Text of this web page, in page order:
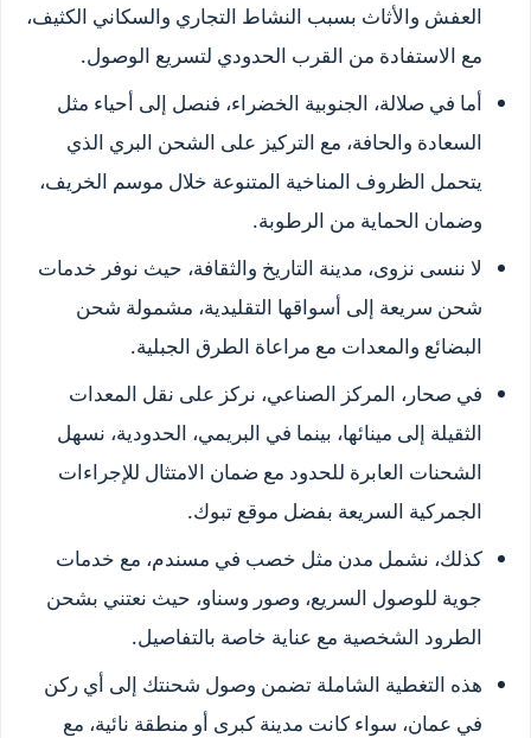
العفش والأثاث بسبب النشاط التجاري والسكاني الكثيف،
مع الاستفادة من القرب الحدودي لتسريع الوصول.
أما في صلالة، الجنوبية الخضراء، فنصل إلى أحياء مثل
السعادة والحافة، مع التركيز على الشحن البري الذي
يتحمل الظروف المناخية المتنوعة خلال موسم الخريف،
وضمان الحماية من الرطوبة.
لا ننسى نزوى، مدينة التاريخ والثقافة، حيث نوفر خدمات
شحن سريعة إلى أسواقها التقليدية، مشمولة شحن
البضائع والمعدات مع مراعاة الطرق الجبلية.
في صحار، المركز الصناعي، نركز على نقل المعدات
الثقيلة إلى مينائها، بينما في البريمي، الحدودية، نسهل
الشحنات العابرة للحدود مع ضمان الامتثال للإجراءات
الجمركية السريعة بفضل موقع تبوك.
كذلك، نشمل مدن مثل خصب في مسندم، مع خدمات
جوية للوصول السريع، وصور وسناو، حيث نعتني بشحن
الطرود الشخصية مع عناية خاصة بالتفاصيل.
هذه التغطية الشاملة تضمن وصول شحنتك إلى أي ركن
في عمان، سواء كانت مدينة كبرى أو منطقة نائية، مع